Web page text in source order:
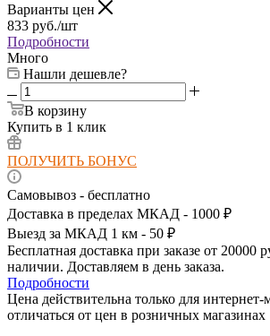
Варианты цен
833 руб./шт
Подробности
Много
Нашли дешевле?
В корзину
Купить в 1 клик
ПОЛУЧИТЬ БОНУС
Самовывоз - бесплатно
Доставка в пределах МКАД - 1000 ₽
Выезд за МКАД 1 км - 50 ₽
Бесплатная доставка при заказе от 20000
наличии. Доставляем в день заказа.
Подробности
Цена действительна только для
отличаться от цен в розничных магазинах